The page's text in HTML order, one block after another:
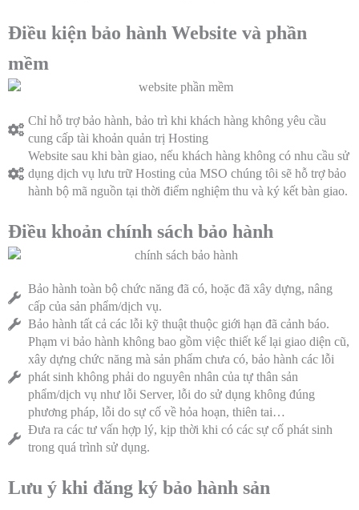
Điều kiện bảo hành Website và phần
mềm
Chỉ hỗ trợ bảo hành, bảo trì khi khách hàng không yêu cầu
cung cấp tài khoản quản trị Hosting
Website sau khi bàn giao, nếu khách hàng không có nhu cầu sử
dụng dịch vụ lưu trữ Hosting của MSO chúng tôi sẽ hỗ trợ bảo
hành bộ mã nguồn tại thời điểm nghiệm thu và ký kết bàn giao.
Điều khoản chính sách bảo hành
Bảo hành toàn bộ chức năng đã có, hoặc đã xây dựng, nâng
cấp của sản phẩm/dịch vụ.
Bảo hành tất cả các lỗi kỹ thuật thuộc giới hạn đã cảnh báo.
Phạm vi bảo hành không bao gồm việc thiết kế lại giao diện cũ,
xây dựng chức năng mà sản phẩm chưa có, bảo hành các lỗi
phát sinh không phải do nguyên nhân của tự thân sản
phẩm/dịch vụ như lỗi Server, lỗi do sử dụng không đúng
phương pháp, lỗi do sự cố về hỏa hoạn, thiên tai…
Đưa ra các tư vấn hợp lý, kịp thời khi có các sự cố phát sinh
trong quá trình sử dụng.
Lưu ý khi đăng ký bảo hành sản